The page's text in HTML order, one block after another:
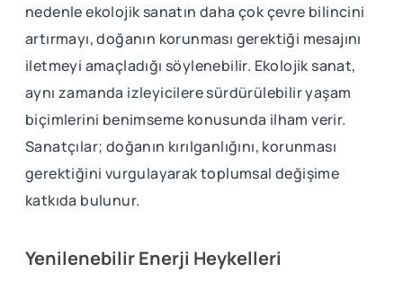
nedenle ekolojik sanatın daha çok çevre bilincini
artırmayı, doğanın korunması gerektiği mesajını
iletmeyi amaçladığı söylenebilir. Ekolojik sanat,
aynı zamanda izleyicilere sürdürülebilir yaşam
biçimlerini benimseme konusunda ilham verir.
Sanatçılar; doğanın kırılganlığını, korunması
gerektiğini vurgulayarak toplumsal değişime
katkıda bulunur.
Yenilenebilir Enerji Heykelleri